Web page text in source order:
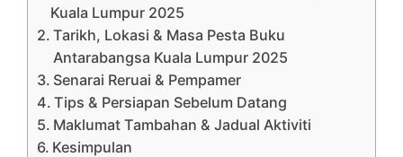
Kuala Lumpur 2025
Tarikh, Lokasi & Masa Pesta Buku
Antarabangsa Kuala Lumpur 2025
Senarai Reruai & Pempamer
Tips & Persiapan Sebelum Datang
Maklumat Tambahan & Jadual Aktiviti
Kesimpulan